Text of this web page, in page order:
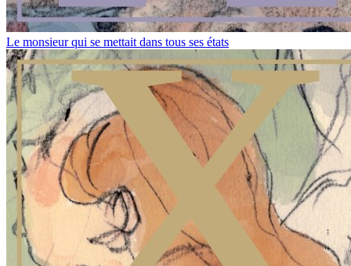
Le monsieur qui se mettait dans tous ses états